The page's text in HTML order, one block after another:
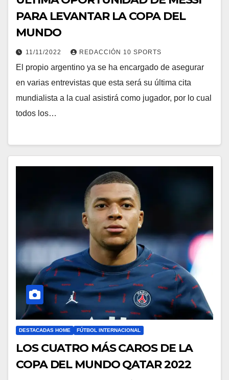
PARA LEVANTAR LA COPA DEL
MUNDO
11/11/2022 REDACCIÓN 10 SPORTS
El propio argentino ya se ha encargado de asegurar
en varias entrevistas que esta será su última cita
mundialista a la cual asistirá como jugador, por lo cual
todos los…
DESTACADAS HOME FÚTBOL INTERNACIONAL
LOS CUATRO MÁS CAROS DE LA
COPA DEL MUNDO QATAR 2022